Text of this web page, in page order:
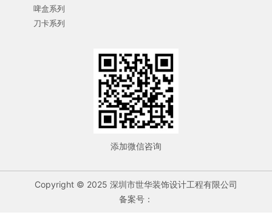
啤盒系列
刀卡系列
添加微信咨询
Copyright © 2025 深圳市世华装饰设计工程有限公司
备案号：